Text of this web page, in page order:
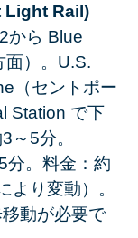
Light Rail)
から Blue
面）。U.S.
（セントポー
Station で下
～5分。
。料金：約
り変動）。
動が必要で